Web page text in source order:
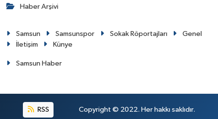
Haber Arşivi
Samsun Samsunspor Sokak Röportajları
Genel
İletişim
Künye
Samsun Haber
RSS Copyright © 2022. Her hakkı saklıdır.